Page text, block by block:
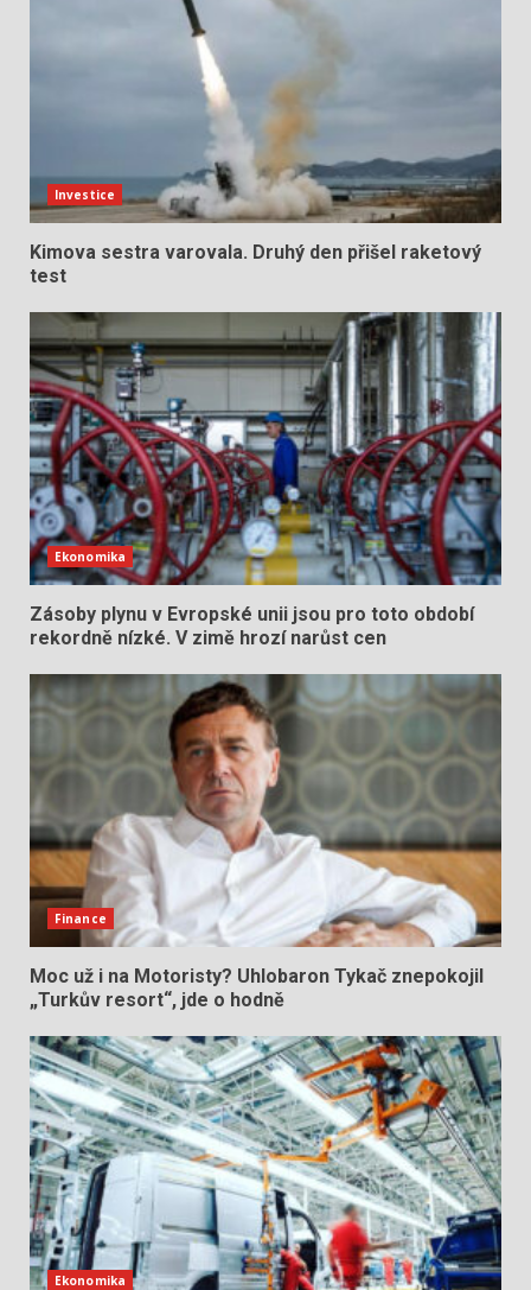
Investice
Kimova sestra varovala. Druhý den přišel raketový
test
Ekonomika
Zásoby plynu v Evropské unii jsou pro toto období
rekordně nízké. V zimě hrozí narůst cen
Finance
Moc už i na Motoristy? Uhlobaron Tykač znepokojil
„Turkův resort“, jde o hodně
Ekonomika